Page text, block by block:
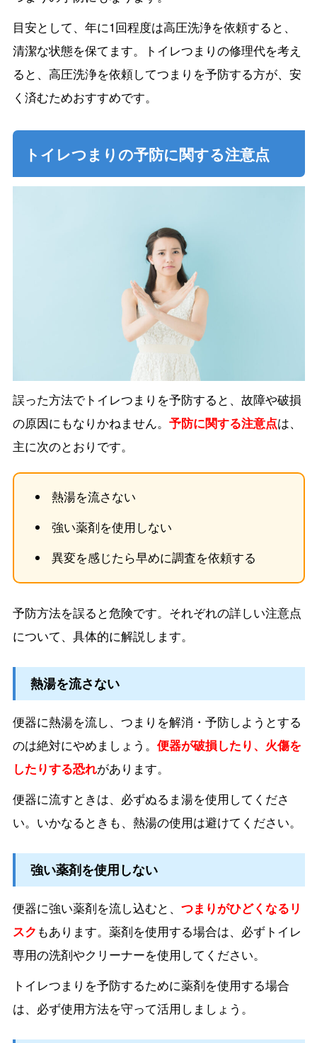
目安として、年に1回程度は高圧洗浄を依頼すると、
清潔な状態を保てます。トイレつまりの修理代を考え
ると、高圧洗浄を依頼してつまりを予防する方が、安
く済むためおすすめです。
トイレつまりの予防に関する注意点
誤った方法でトイレつまりを予防すると、故障や破損
の原因にもなりかねません。 予防に関する注意点は、
主に次のとおりです。
熱湯を流さない
強い薬剤を使用しない
異変を感じたら早めに調査を依頼する
予防方法を誤ると危険です。それぞれの詳しい注意点
について、具体的に解説します。
熱湯を流さない
便器に熱湯を流し、つまりを解消・予防しようとする
のは絶対にやめましょう。 便器が破損したり、火傷を
したりする恐れがあります。
便器に流すときは、必ずぬるま湯を使用してくださ
い。いかなるときも、熱湯の使用は避けてください。
強い薬剤を使用しない
便器に強い薬剤を流し込むと、 つまりがひどくなるリ
スク もあります。薬剤を使用する場合は、必ずトイレ
専用の洗剤やクリーナーを使用してください。
トイレつまりを予防するために薬剤を使用する場合
は、必ず使用方法を守って活用しましょう。